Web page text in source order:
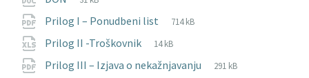
Prilog I – Ponudbeni list
File
pdf
File
714 kB
Prilog II -Troškovnik
File
xlsx
File
14 kB
Prilog III – Izjava o nekažnjavanju
File
pdf
File
291 kB